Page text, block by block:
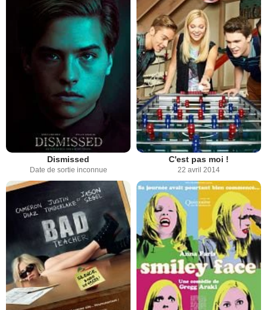
Dismissed
Date de sortie inconnue
C'est pas moi !
22 avril 2014